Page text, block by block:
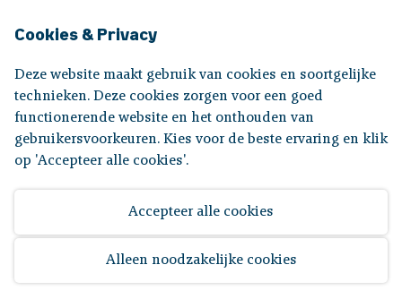
Cookies & Privacy
Deze website maakt gebruik van cookies en soortgelijke
technieken. Deze cookies zorgen voor een goed
functionerende website en het onthouden van
gebruikersvoorkeuren. Kies voor de beste ervaring en klik
op 'Accepteer alle cookies'.
Accepteer alle cookies
Alleen noodzakelijke cookies
Information in English
Volg ons op: